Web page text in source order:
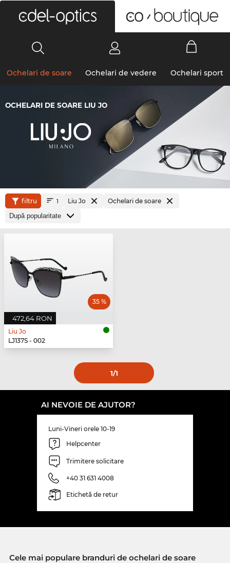
Ochelari de soare Ochelari de vedere Ochelari sport
OCHELARI DE SOARE LIU JO
filtru 1 Liu Jo Ochelari de soare
472,64 RON
35 %
Liu Jo
LJ137S - 002
1/1
AI NEVOIE DE AJUTOR?
Luni-Vineri orele 10-19
Helpcenter
Trimitere solicitare
+40 31 631 4008
Etichetă de retur
Cele mai populare branduri de ochelari de soare